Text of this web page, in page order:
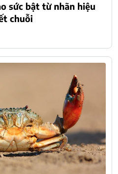
sức bật từ nhãn hiệu
chuỗi